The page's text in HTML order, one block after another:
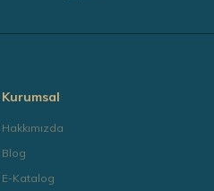
Kurumsal
Hakkımızda
Blog
E-Katalog